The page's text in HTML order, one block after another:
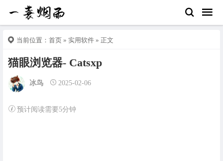
当前位置： 首页 » 实用软件 » 正文
猫眼浏览器- Catsxp
冰鸟 2025-02-06
预计阅读需要5分钟